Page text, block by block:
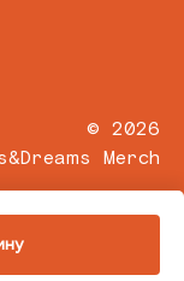
© 2026
Merch